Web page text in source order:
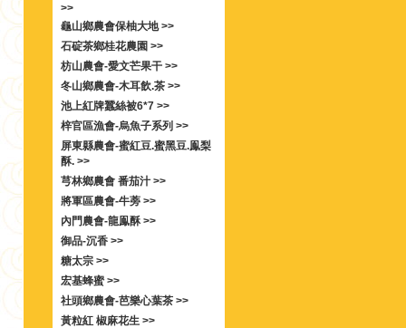
>>
龜山鄉農會保柚大地 >>
石碇茶鄉桂花農園 >>
枋山農會-愛文芒果干 >>
冬山鄉農會-木耳飲.茶 >>
池上紅牌蠶絲被6*7 >>
梓官區漁會-烏魚子系列 >>
屏東縣農會-蜜紅豆.蜜黑豆.鳯梨
酥. >>
芎林鄉農會 番茄汁 >>
將軍區農會-牛蒡 >>
內門農會-龍鳯酥 >>
御品-沉香 >>
糖太宗 >>
宏基蜂蜜 >>
社頭鄉農會-芭樂心葉茶 >>
黃粒紅 椒麻花生 >>